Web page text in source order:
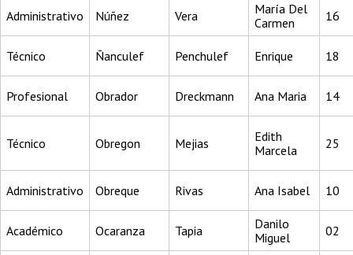
Administrativo Núñez Vera
María Del
Carmen
16
Técnico Ñanculef Penchulef Enrique 18
Profesional Obrador Dreckmann Ana Maria 14
Técnico Obregon Mejias
Edith
Marcela
25
Administrativo Obreque Rivas Ana Isabel 10
Académico Ocaranza Tapia
Danilo
Miguel
02